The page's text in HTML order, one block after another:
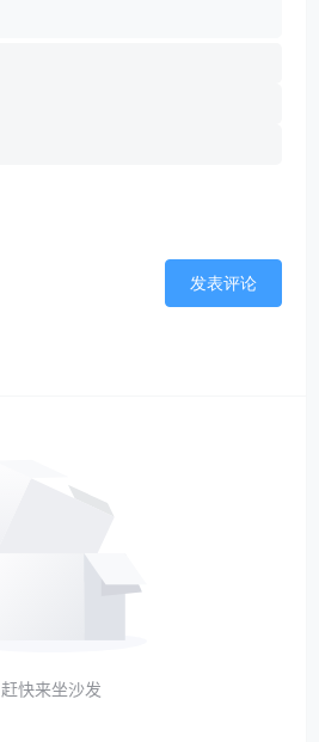
发表评论
赶快来坐沙发